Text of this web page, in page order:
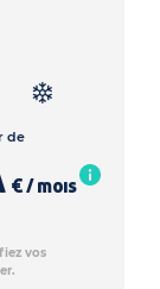
de
€ / mois
vos